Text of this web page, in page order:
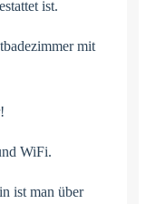
ist.
mit
WiFi.
ist man über